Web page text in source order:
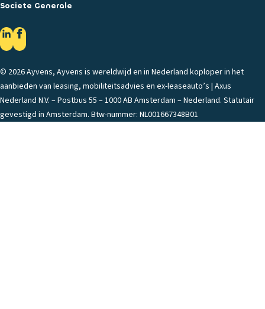
Societe Generale
© 2026 Ayvens, Ayvens is wereldwijd en in Nederland koploper in het
aanbieden van leasing, mobiliteitsadvies en ex-leaseauto’s | Axus
Nederland N.V. – Postbus 55 – 1000 AB Amsterdam – Nederland. Statutair
gevestigd in Amsterdam. Btw-nummer: NL001667348B01